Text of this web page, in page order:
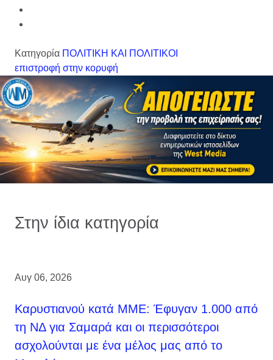
Κατηγορία ΠΟΛΙΤΙΚΗ ΚΑΙ ΠΟΛΙΤΙΚΟΙ
επιστροφή στην κορυφή
Στην ίδια κατηγορία
Αυγ 06, 2026
Καρυστιανού κατά ΜΜΕ: Έφυγαν 1.000 από
τη ΝΔ για Σαμαρά και οι περισσότεροι
ασχολούνται με ένα μέλος μας από το